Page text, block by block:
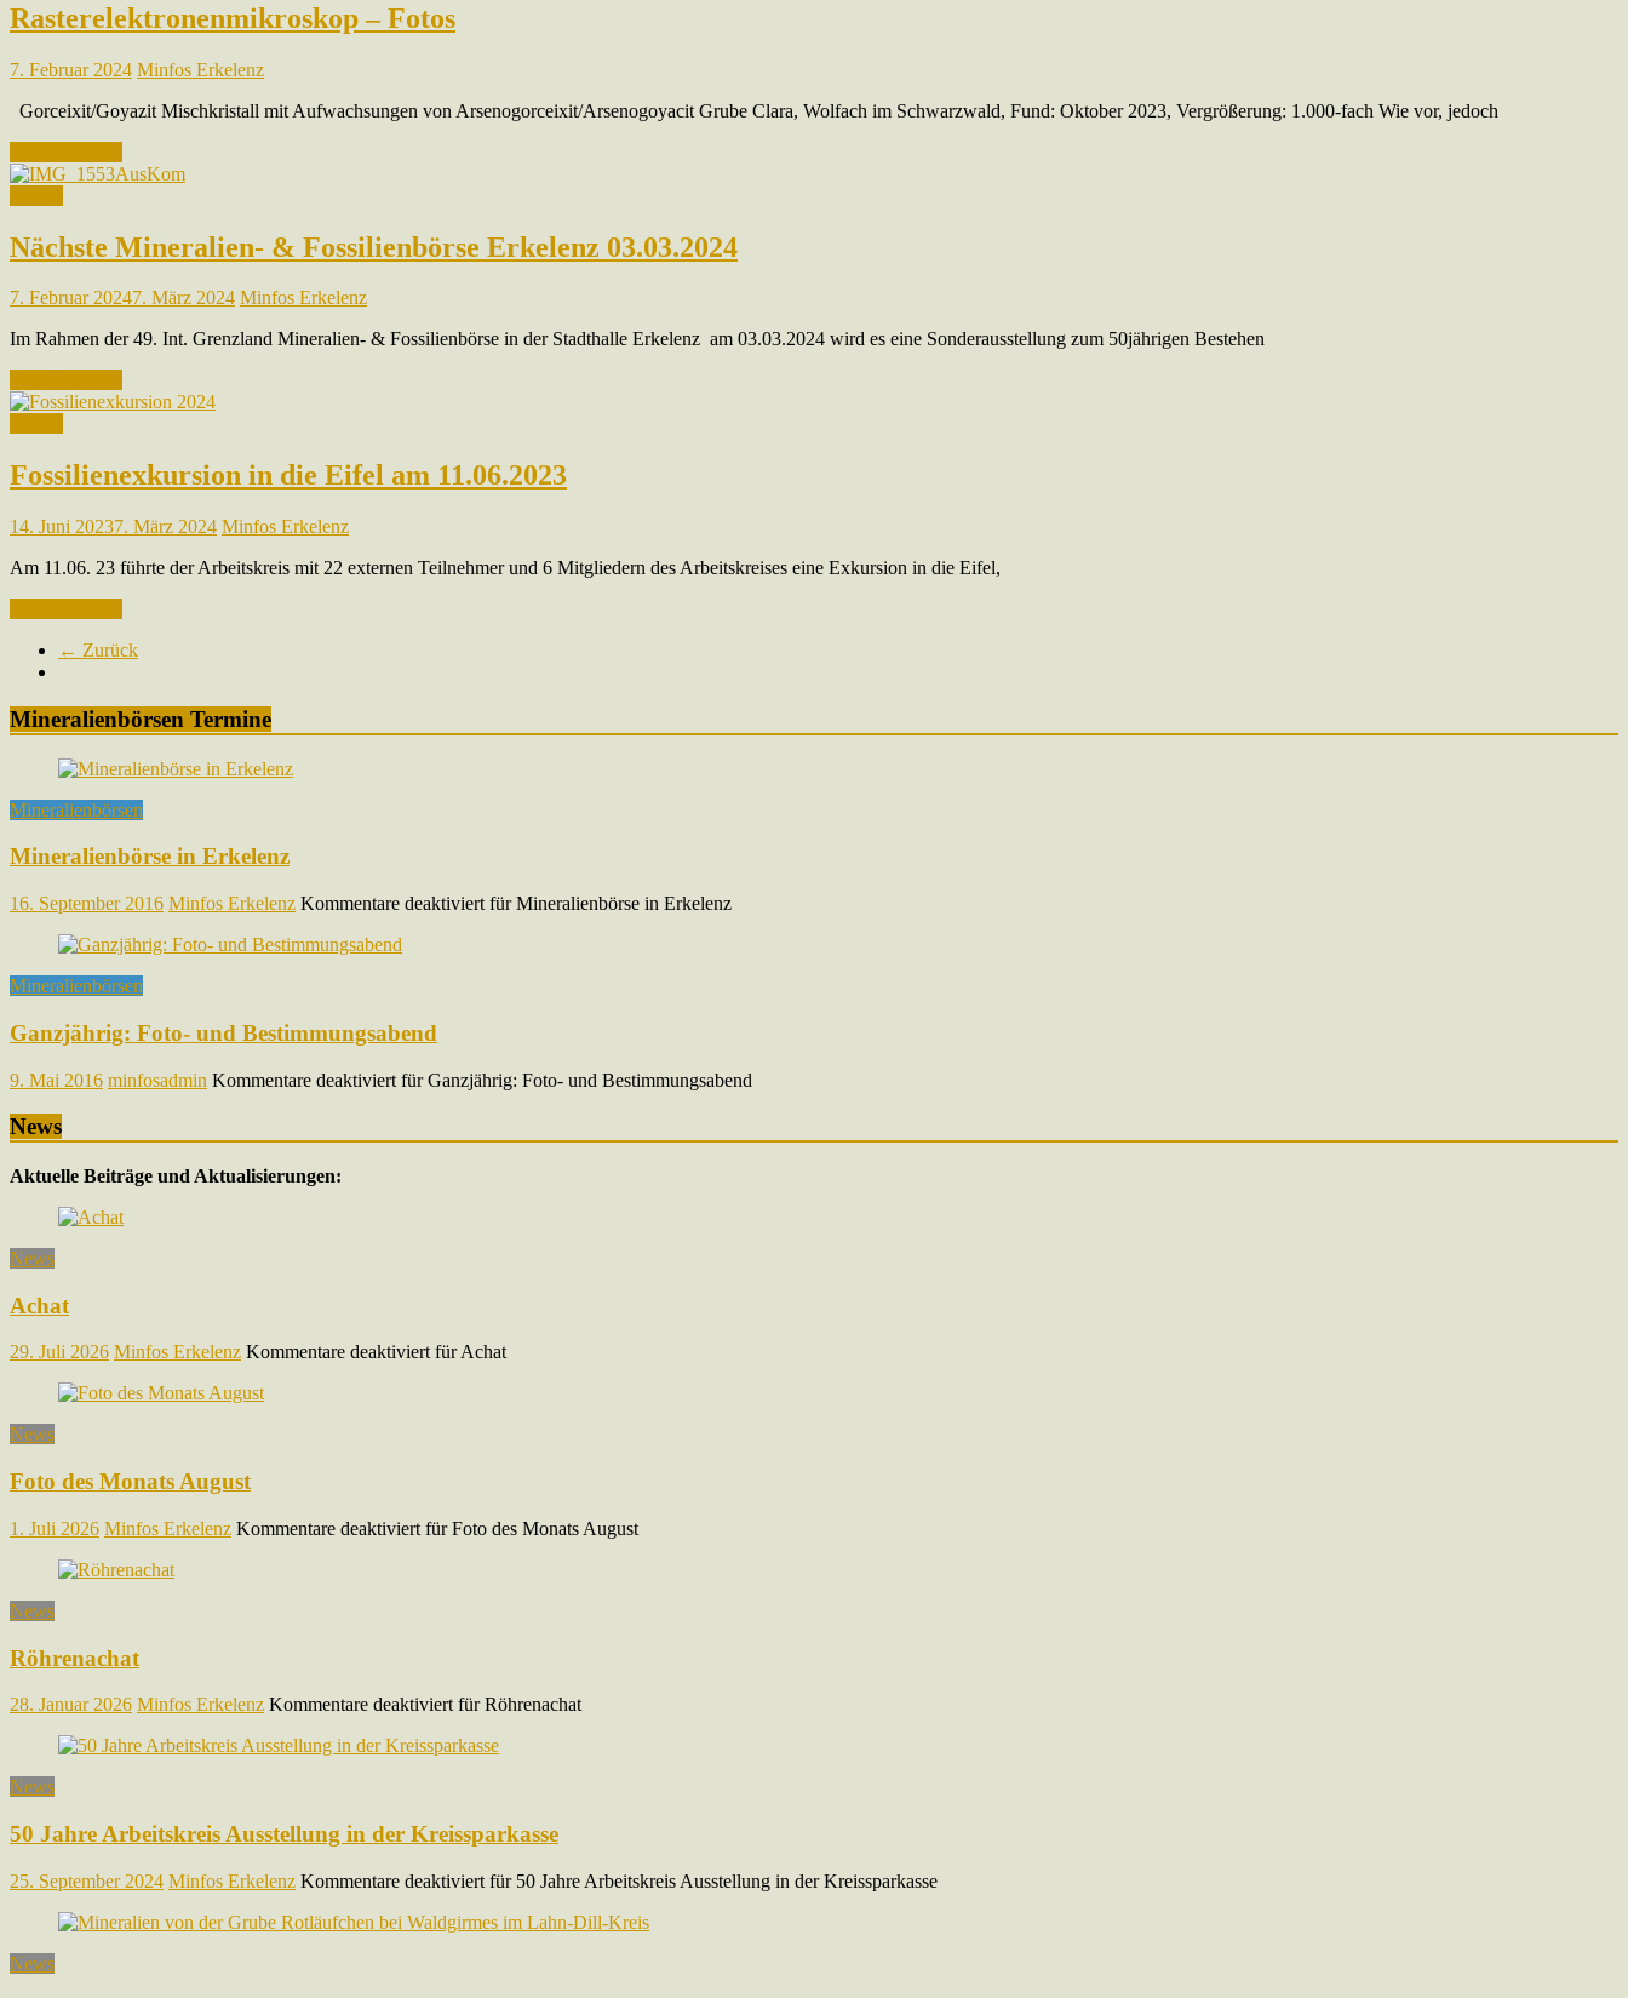
Rasterelektronenmikroskop – Fotos
7. Februar 2024 Minfos Erkelenz
Gorceixit/Goyazit Mischkristall mit Aufwachsungen von Arsenogorceixit/Arsenogoyacit Grube Clara, Wolfach im Schwarzwald, Fund: Oktober 2023, Vergrößerung: 1.000-fach Wie vor, jedoch
Nächste Mineralien- & Fossilienbörse Erkelenz 03.03.2024
7. Februar 20247. März 2024 Minfos Erkelenz
Im Rahmen der 49. Int. Grenzland Mineralien- & Fossilienbörse in der Stadthalle Erkelenz am 03.03.2024 wird es eine Sonderausstellung zum 50jährigen Bestehen
Fossilienexkursion in die Eifel am 11.06.2023
14. Juni 20237. März 2024 Minfos Erkelenz
Am 11.06. 23 führte der Arbeitskreis mit 22 externen Teilnehmer und 6 Mitgliedern des Arbeitskreises eine Exkursion in die Eifel,
← Zurück
Mineralienbörsen Termine
Mineralienbörsen
Mineralienbörse in Erkelenz
16. September 2016 Minfos Erkelenz Kommentare deaktiviert für Mineralienbörse in Erkelenz
Mineralienbörsen
Ganzjährig: Foto- und Bestimmungsabend
9. Mai 2016 minfosadmin Kommentare deaktiviert für Ganzjährig: Foto- und Bestimmungsabend
News
Aktuelle Beiträge und Aktualisierungen:
News
Achat
29. Juli 2026 Minfos Erkelenz Kommentare deaktiviertfür Achat
News
Foto des Monats August
1. Juli 2026 Minfos Erkelenz Kommentare deaktiviert für Foto des Monats August
News
Röhrenachat
28. Januar 2026 Minfos Erkelenz Kommentare deaktiviert für Röhrenachat
News
50 Jahre Arbeitskreis Ausstellung in der Kreissparkasse
25. September 2024 Minfos Erkelenz Kommentare deaktiviert für 50 Jahre Arbeitskreis Ausstellung in der Kreissparkasse
News